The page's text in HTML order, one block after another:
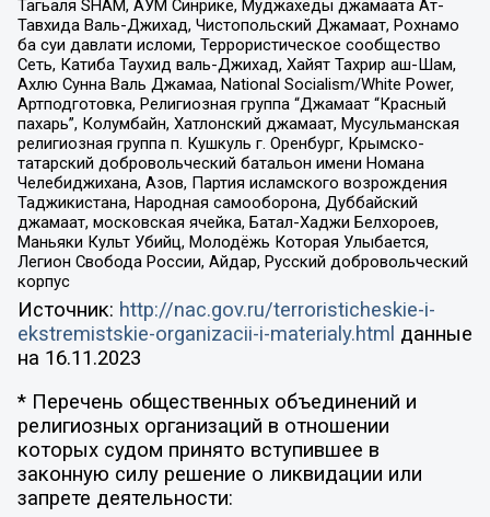
Тагьаля SHAM, АУМ Синрике, Муджахеды джамаата Ат-
Тавхида Валь-Джихад, Чистопольский Джамаат, Рохнамо
ба суи давлати исломи, Террористическое сообщество
Сеть, Катиба Таухид валь-Джихад, Хайят Тахрир аш-Шам,
Ахлю Сунна Валь Джамаа, National Socialism/White Power,
Артподготовка, Религиозная группа “Джамаат “Красный
пахарь”, Колумбайн, Хатлонский джамаат, Мусульманская
религиозная группа п. Кушкуль г. Оренбург, Крымско-
татарский добровольческий батальон имени Номана
Челебиджихана, Азов, Партия исламского возрождения
Таджикистана, Народная самооборона, Дуббайский
джамаат, московская ячейка, Батал-Хаджи Белхороев,
Маньяки Культ Убийц, Молодёжь Которая Улыбается,
Легион Свобода России, Айдар, Русский добровольческий
корпус
Источник: http://nac.gov.ru/terroristicheskie-i-
ekstremistskie-organizacii-i-materialy.html данные
на 16.11.2023
* Перечень общественных объединений и
религиозных организаций в отношении
которых судом принято вступившее в
законную силу решение о ликвидации или
запрете деятельности: